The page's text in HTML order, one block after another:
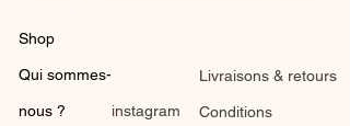
Shop
Qui sommes-
nous ? instagram
Livraisons & retours
Conditions